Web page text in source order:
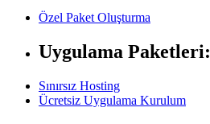
Özel Paket Oluşturma
Uygulama Paketleri:
Sınırsız Hosting
Ücretsiz Uygulama Kurulum